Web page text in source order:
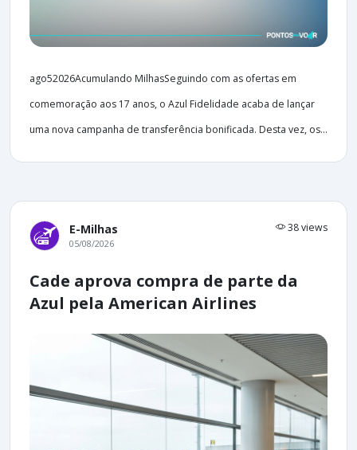
ago52026Acumulando MilhasSeguindo com as ofertas em
comemoração aos 17 anos, o Azul Fidelidade acaba de lançar
uma nova campanha de transferência bonificada. Desta vez, os...
E-Milhas 38 views
05/08/2026
Cade aprova compra de parte da
Azul pela American Airlines